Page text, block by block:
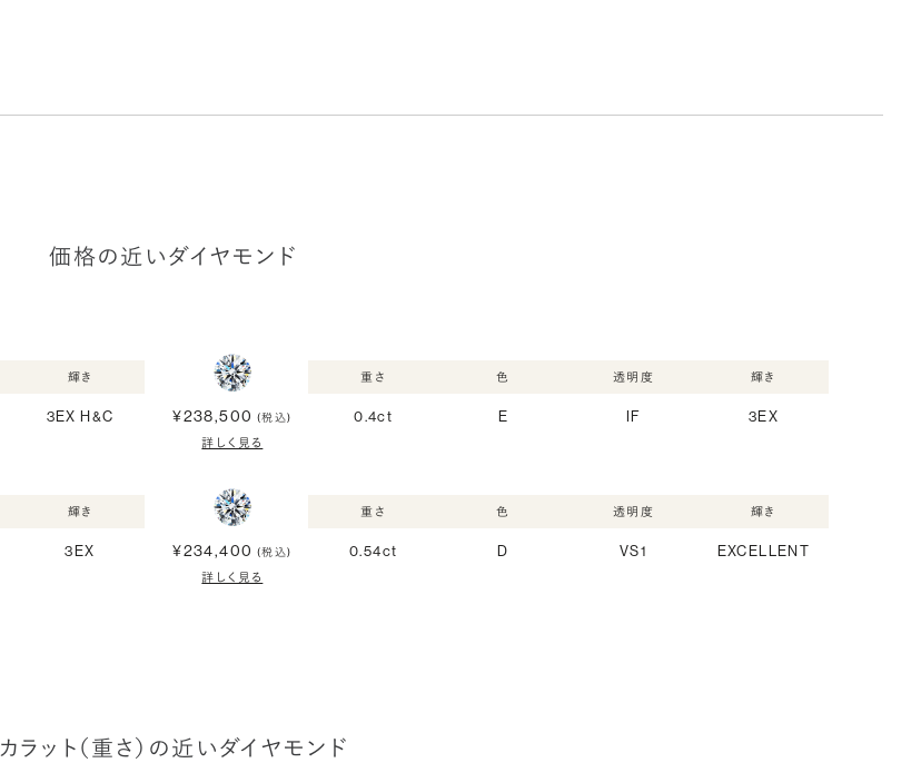
価格の近いダイヤモンド
輝き
3EX H&C ¥238,500 (税込)
詳しく見る
重さ
0.4ct
色
E
透明度
IF
輝き
3EX
輝き
3EX ¥234,400 (税込)
詳しく見る
重さ
0.54ct
色
D
透明度
VS1
輝き
EXCELLENT
カラット（重さ）の近いダイヤモンド